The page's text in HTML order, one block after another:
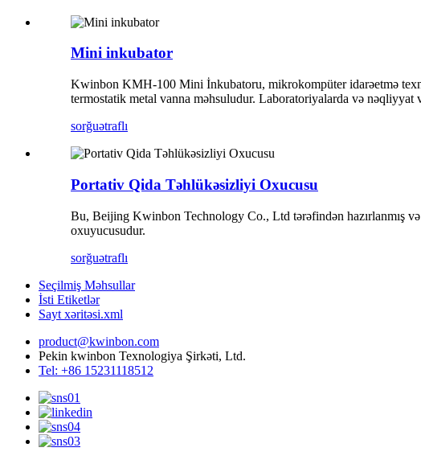
Mini inkubator
Kwinbon KMH-100 Mini İnkubatoru, mikrokompüter idarəetmə
termostatik metal vanna məhsuludur. Laboratoriyalarda və
sorğuətraflı
Portativ Qida Təhlükəsizliyi Oxucusu
Bu, Beijing Kwinbon Technology Co., Ltd tərəfindən hazırlanmış
oxuyucusudur.
sorğuətraflı
Seçilmiş Məhsullar
İsti Etiketlər
Sayt xəritəsi.xml
product@kwinbon.com
Pekin kwinbon Texnologiya Şirkəti, Ltd.
Tel: +86 15231118512